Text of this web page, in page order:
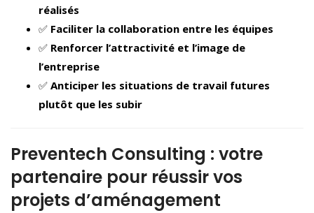
réalisés
✅ Faciliter la collaboration entre les équipes
✅ Renforcer l’attractivité et l’image de
l’entreprise
✅ Anticiper les situations de travail futures
plutôt que les subir
Preventech Consulting : votre
partenaire pour réussir vos
projets d’aménagement